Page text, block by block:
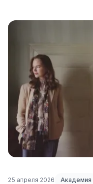
25 апреля 2026 Академия